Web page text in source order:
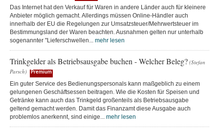
Das Internet hat den Verkauf für Waren in andere Länder auch für kleinere
Anbieter möglich gemacht. Allerdings müssen Online-Händler auch
innerhalb der EU die Regelungen zur Umsatzsteuer/Mehrwertsteuer im
Bestimmungsland der Waren beachten. Ausnahmen gelten nur unterhalb
sogenannter "Lieferschwellen... mehr lesen
Trinkgelder als Betriebsausgabe buchen - Welcher Beleg? (Stefan
Parsch)
Premium
Ein guter Service des Bedienungspersonals kann maßgeblich zu einem
gelungenen Geschäftsessen beitragen. Wie die Kosten für Speisen und
Getränke kann auch das Trinkgeld großenteils als Betriebsausgabe
geltend gemacht werden. Damit das Finanzamt diese Ausgabe auch
problemlos anerkennt, sind einige... mehr lesen